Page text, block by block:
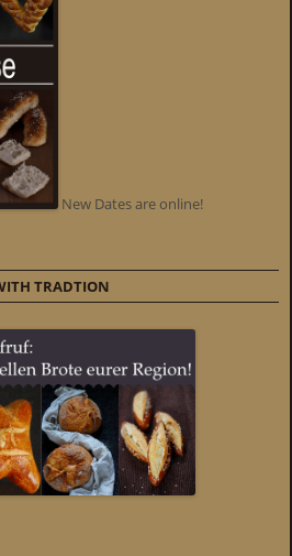
New Dates are online!
TRADTION